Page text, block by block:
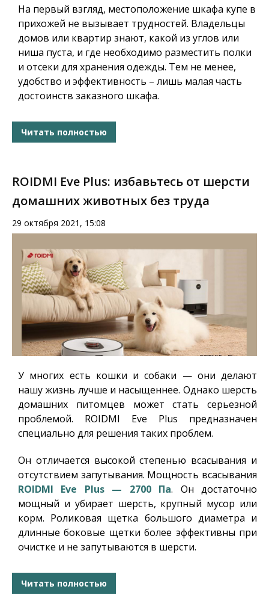
На первый взгляд, местоположение шкафа купе в
прихожей не вызывает трудностей. Владельцы
домов или квартир знают, какой из углов или
ниша пуста, и где необходимо разместить полки
и отсеки для хранения одежды. Тем не менее,
удобство и эффективность – лишь малая часть
достоинств заказного шкафа.
Читать полностью
ROIDMI Eve Plus: избавьтесь от шерсти
домашних животных без труда
29 октября 2021, 15:08
У многих есть кошки и собаки — они делают
нашу жизнь лучше и насыщеннее. Однако шерсть
домашних питомцев может стать серьезной
проблемой. ROIDMI Eve Plus предназначен
специально для решения таких проблем.
Он отличается высокой степенью всасывания и
отсутствием запутывания. Мощность всасывания
ROIDMI Eve Plus — 2700 Па. Он достаточно
мощный и убирает шерсть, крупный мусор или
корм. Роликовая щетка большого диаметра и
длинные боковые щетки более эффективны при
очистке и не запутываются в шерсти.
Читать полностью